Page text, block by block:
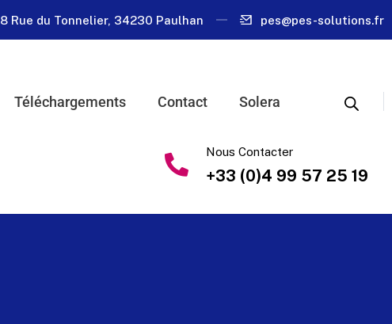
8 Rue du Tonnelier, 34230 Paulhan pes@pes-solutions.fr
Téléchargements Contact Solera
Nous Contacter
+33 (0)4 99 57 25 19